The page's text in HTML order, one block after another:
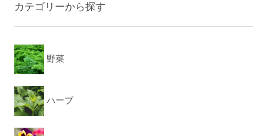
カテゴリーから探す
野菜
ハーブ